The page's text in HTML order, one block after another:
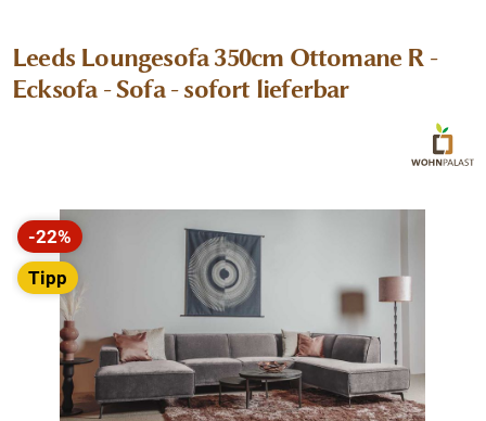
Leeds Loungesofa 350cm Ottomane R -
Ecksofa - Sofa - sofort lieferbar
Bildergalerie überspringen
-22%
Rabatt
Tipp